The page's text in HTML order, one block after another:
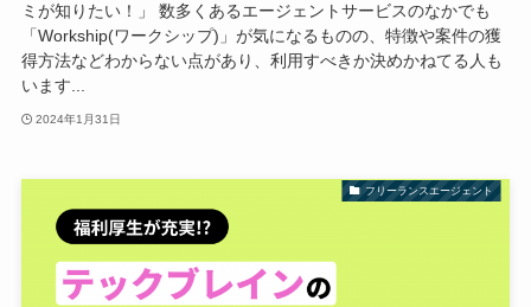
ミが知りたい！」 数多くあるエージェントサービスのなかでも
「Workship(ワークシップ)」が気になるものの、特徴や案件の獲
得方法などわからない点があり、利用すべきか決めかねてる人も
います...
2024年1月31日
フリーランスエージェント